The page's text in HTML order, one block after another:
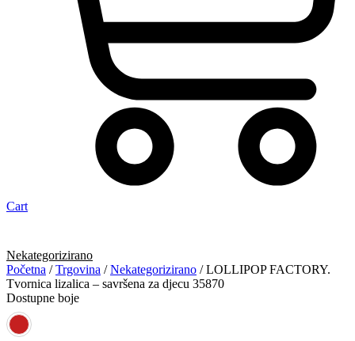
Cart
Nekategorizirano
Početna /Trgovina /Nekategorizirano / LOLLIPOP FACTORY.
Tvornica lizalica – savršena za djecu 35870
Dostupne boje